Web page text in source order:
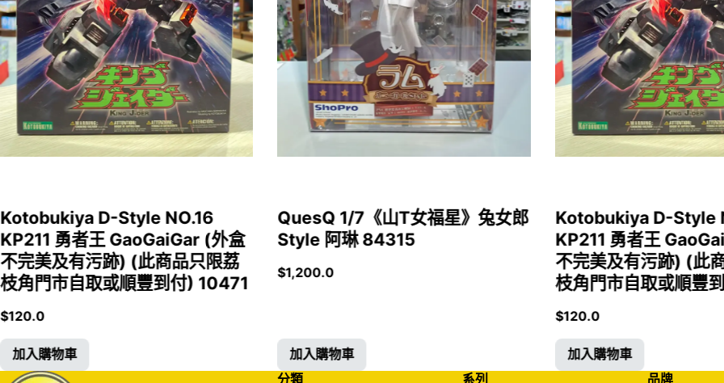
Kotobukiya D-Style NO.16
KP211 勇者王 GaoGaiGar (外盒
不完美及有污跡) (此商品只限荔
枝角門市自取或順豐到付) 10471
$120.0
加入購物車
QuesQ 1/7《山T女福星》兔女郎
Style 阿琳 84315
$1,200.0
加入購物車
Kotobukiya D-Style
KP211 勇者王
不完美及有污跡) (此
枝角門市自取或順豐
$120.0
加入購物車
分類
系列 品牌